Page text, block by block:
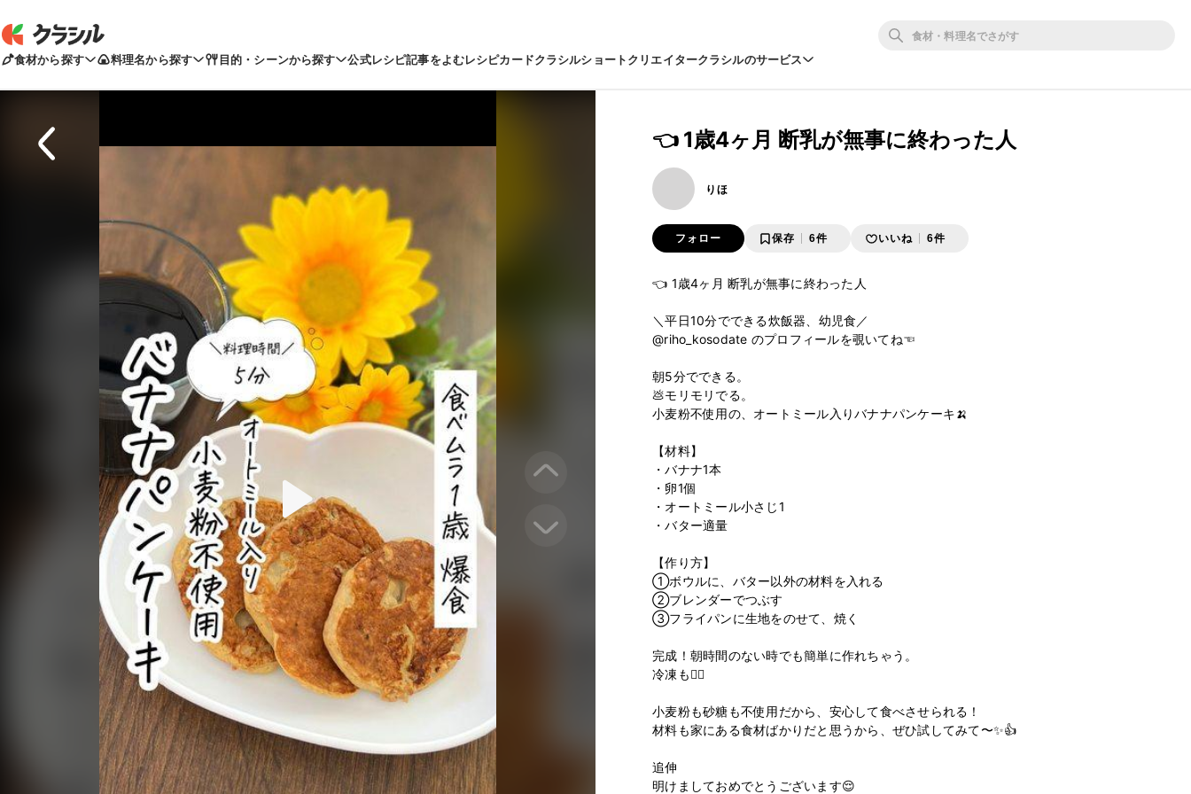
食材から探す 料理名から探す 目的・シーンから探す 公式レシピ記事をよむレシピカードクラシルショートクリエイタークラシルのサービス
👈 1歳4ヶ月 断乳が無事に終わった人
りほ
フォロー 保存 6件 いいね 6件
👈 1歳4ヶ月 断乳が無事に終わった人
＼平日10分でできる炊飯器、幼児食／
@riho_kosodate のプロフィールを覗いてね☜
朝5分でできる。
💩モリモリでる。
小麦粉不使用の、オートミール入りバナナパンケーキ🍌
【材料】
・バナナ1本
・卵1個
・オートミール小さじ1
・バター適量
【作り方】
①ボウルに、バター以外の材料を入れる
②ブレンダーでつぶす
③フライパンに生地をのせて、焼く
完成！朝時間のない時でも簡単に作れちゃう。
冷凍も🙆‍♀️
小麦粉も砂糖も不使用だから、安心して食べさせられる！
材料も家にある食材ばかりだと思うから、ぜひ試してみて〜✨👍
追伸
明けましておめでとうございます😌